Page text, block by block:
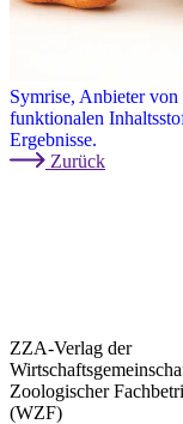
Symrise, Anbieter
funktionalen
Ergebnisse.
Zurück
ZZA-Verlag der
Zoologischer
(WZF)